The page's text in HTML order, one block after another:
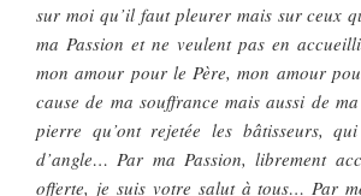
sur moi qu’il faut pleurer mais sur ceux
ma Passion et ne veulent pas en
mon amour pour le Père, mon amour
cause de ma souffrance mais aussi de
pierre qu’ont rejetée les bâtisseurs,
d’angle… Par ma Passion, librement
offerte, je suis votre salut à tous… Par